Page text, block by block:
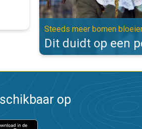
Steeds meer bomen
Dit duidt op een
op